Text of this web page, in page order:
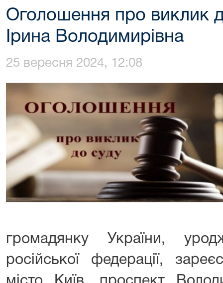
Оголошення про виклик
Ірина Володимирівна
25 вересня 2024, 12:08
громадянку України,
російської федерації,